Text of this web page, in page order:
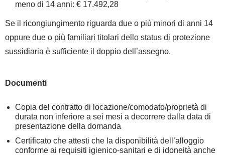
meno di 14 anni: € 17.492,28
Se il ricongiungimento riguarda due o più minori di anni 14
oppure due o più familiari titolari dello status di protezione
sussidiaria è sufficiente il doppio dell’assegno.
Documenti
Copia del contratto di locazione/comodato/proprietà di
durata non inferiore a sei mesi a decorrere dalla data di
presentazione della domanda
Certificato che attesti che la disponibilità dell’alloggio
conforme ai requisiti igienico-sanitari e di idoneità anche